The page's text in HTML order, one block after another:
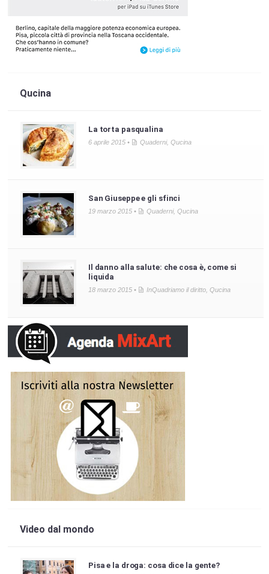
Qucina
La torta pasqualina
6 aprile 2015 • Quaderni, Qucina
San Giuseppe e gli sfinci
19 marzo 2015 • Quaderni, Qucina
Il danno alla salute: che cosa è, come si
liquida
18 marzo 2015 • InQuadriamo il diritto, Qucina
Video dal mondo
Pisa e la droga: cosa dice la gente?